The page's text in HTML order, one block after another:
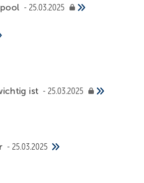
25.03.2025
ist
25.03.2025
25.03.2025